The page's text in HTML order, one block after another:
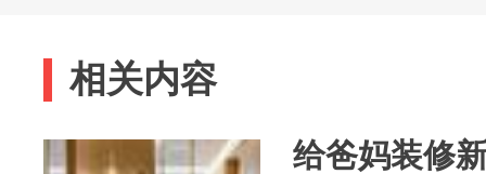
相关内容
给爸妈装修